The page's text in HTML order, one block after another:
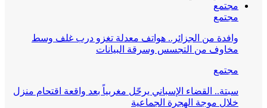
مجتمع
مجتمع
وافدة من الجزائر.. هواتف معدلة تغزو درب غلف وسط
مخاوف من التجسس وسرقة البيانات
مجتمع
سبتة.. القضاء الإسباني يرحّل مغربياً بعد واقعة اقتحام منزل
خلال موجة الهجرة الجماعية